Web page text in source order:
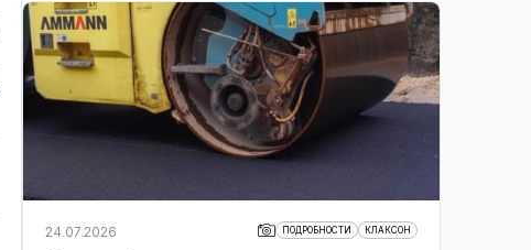
24.07.2026 ПОДРОБНОСТИ КЛАКСОН